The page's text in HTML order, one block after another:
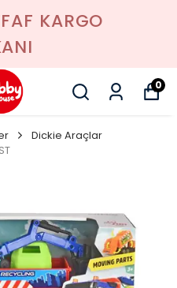
KARGO
0
Dickie Araçlar